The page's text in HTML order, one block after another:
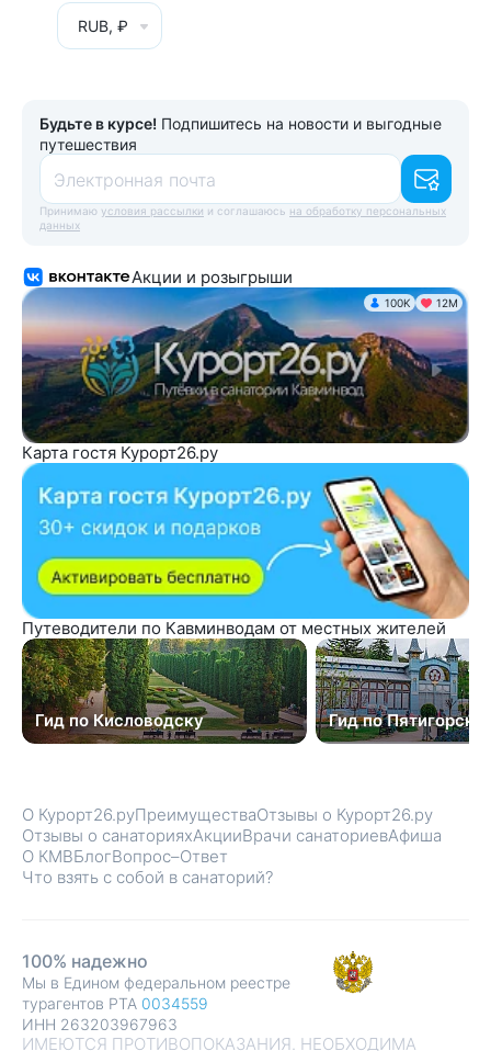
RUB, ₽
Будьте в курсе! Подпишитесь на новости и выгодные
путешествия
Электронная почта
Принимаю условия рассылки и соглашаюсь на обработку персональных
данных
Акции и розыгрыши
100K 12М
Карта гостя Курорт26.ру
Путеводители по Кавминводам от местных жителей
Гид по Кисловодску Гид по Пятигорску
О Курорт26.руПреимуществаОтзывы о Курорт26.ру
Отзывы о санаторияхАкцииВрачи санаториевАфиша
О КМВБлогВопрос–Ответ
Что взять с собой в санаторий?
ИМЕЮТСЯ ПРОТИВОПОКАЗАНИЯ. НЕОБХОДИМА
100% надежно
Мы в Едином федеральном реестре
турагентов РТА 0034559
ИНН 263203967963